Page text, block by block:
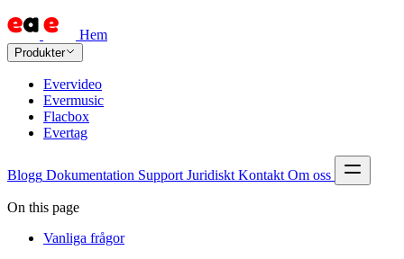
Hem
Produkter
Evervideo
Evermusic
Flacbox
Evertag
Blogg Dokumentation Support Juridiskt Kontakt Om oss
On this page
Vanliga frågor